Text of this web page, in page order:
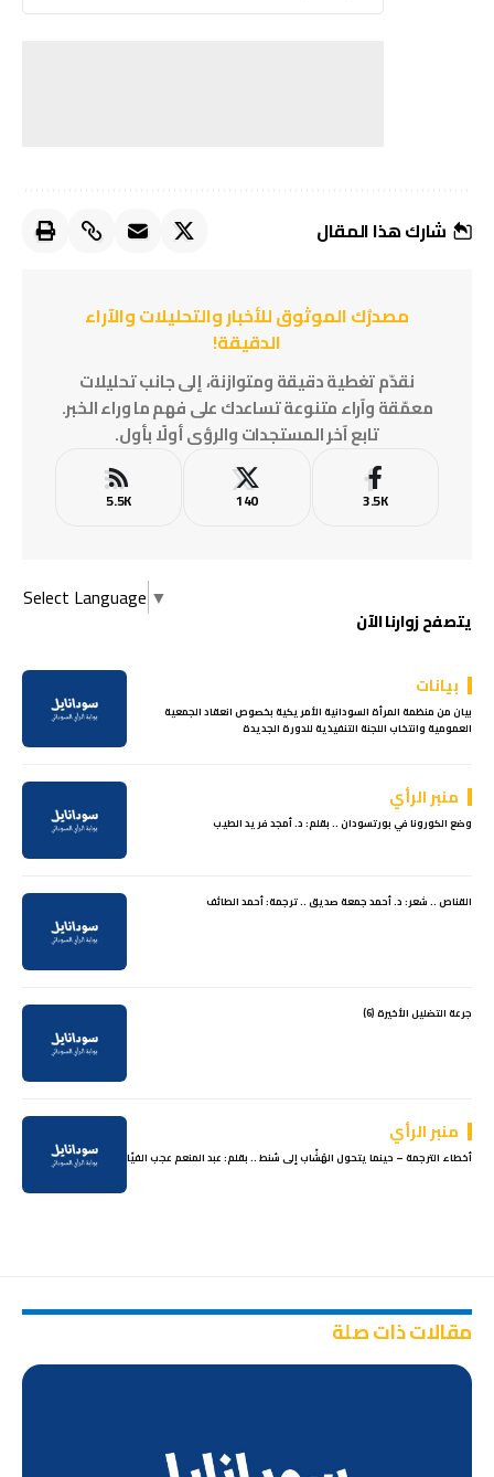
شارك هذا المقال
مصدرُك الموثوق للأخبار والتحليلات والآراء
الدقيقة!
نقدّم تغطية دقيقة ومتوازنة، إلى جانب تحليلات
معمّقة وآراء متنوعة تساعدك على فهم ما وراء الخبر.
تابع آخر المستجدات والرؤى أولًا بأول.
3.5K
140
5.5K
Select Language ▼
يتصفح زوارنا الآن
بيانات
بيان من منظمة المرأة السودانية الأمريكية بخصوص انعقاد الجمعية
العمومية وانتخاب اللجنة التنفيذية للدورة الجديدة
منبر الرأي
وضع الكورونا في بورتسودان .. بقلم: د. أمجد فريد الطيب
القناص .. شعر: د. أحمد جمعة صديق .. ترجمة: أحمد الطائف
جرعة التضليل الأخيرة (6)
منبر الرأي
أخطاء الترجمة – حينما يتحول الهَشّاب إلى سُنط .. بقلم: عبد المنعم عجب الفيّا
مقالات ذات صلة